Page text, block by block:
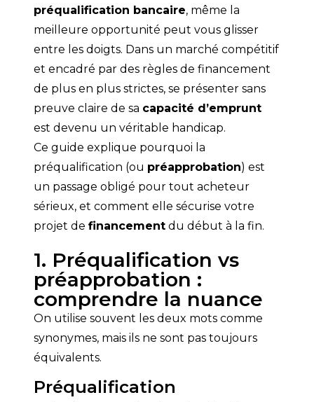
préqualification bancaire, même la
meilleure opportunité peut vous glisser
entre les doigts. Dans un marché compétitif
et encadré par des règles de financement
de plus en plus strictes, se présenter sans
preuve claire de sa capacité d’emprunt
est devenu un véritable handicap.
Ce guide explique pourquoi la
préqualification (ou préapprobation) est
un passage obligé pour tout acheteur
sérieux, et comment elle sécurise votre
projet de financement du début à la fin.
1. Préqualification vs
préapprobation :
comprendre la nuance
On utilise souvent les deux mots comme
synonymes, mais ils ne sont pas toujours
équivalents.
Préqualification